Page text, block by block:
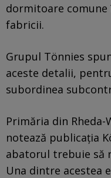
dormitoare
fabricii.
Grupul Tönnies
aceste detalii,
subordinea
Primăria din
notează publicația
abatorul trebuie să
Una dintre acestea